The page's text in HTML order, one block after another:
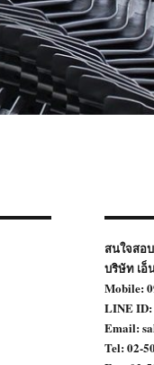
สนใจสอ
บริษัท เอ็
Mobile:
LINE ID:
Email:
Tel: 02-